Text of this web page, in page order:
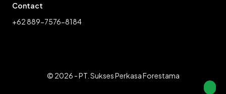
Contact
+62 889-7576-8184
© 2026 - PT. Sukses Perkasa Forestama